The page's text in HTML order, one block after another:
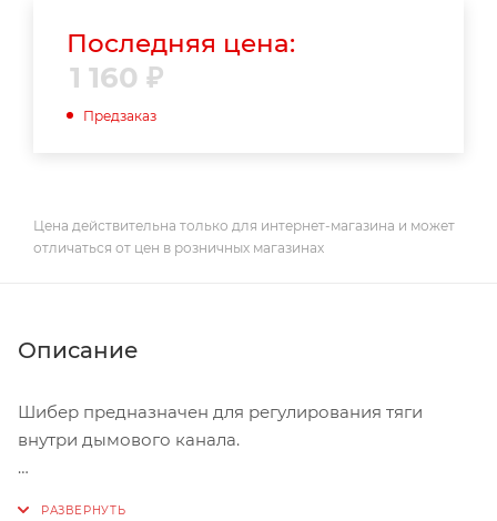
Последняя цена:
1 160 ₽
Предзаказ
Цена действительна только для интернет-магазина и может
отличаться от цен в розничных магазинах
Описание
Шибер предназначен для регулирования тяги
внутри дымового канала.